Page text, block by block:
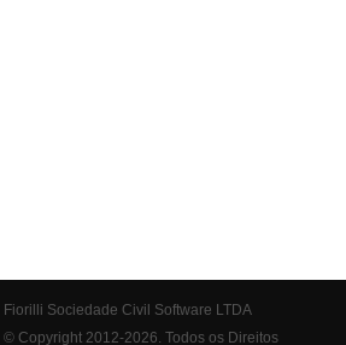
Fiorilli Sociedade Civil Software LTDA
© Copyright 2012-2026. Todos os Direitos